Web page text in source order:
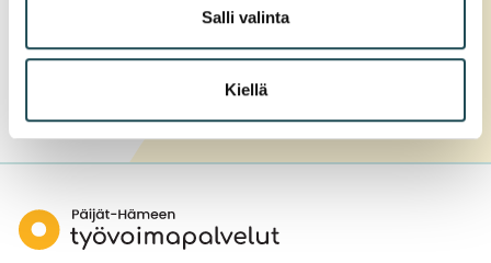
Salli valinta
Kiellä
Päijät-
Hämeen